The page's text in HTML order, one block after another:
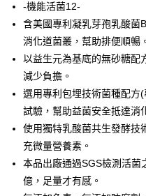
3.實際核准額度、可分期數及費用
4.訂單成立30分鐘內，如未前往
消。如遇「轉專審核」未通過狀
無法說明評估內容。
【繳款方式說明】
醒簡訊。
2.透過簡訊連結打開帳單後，可選
帳／街口支付／iPASS MONEY」
【注意事項】
1.本服務係由「台灣大哥大股份有
用戶於交易時，得透過本服務購買
款買賣價金債權讓與本公司後，
2.基於同意付款使用「大哥付你分
資料（包含姓名、電話或地址）提
便利好安心！
１．簡單：不需註冊會員、不需綁
３．安心：先確認商品／服務後，
【「AFTEE先享後付」結帳流程】
１．於結帳方式選擇「AFTEE先
付」結帳頁面，進行簡訊認證並確
２．訂單成立數日內，您將收到繳
３．收到繳費通知簡訊後14天內
／ATM／網路銀行／等多元方式
※ 請注意：結帳手續完成當下不需
絡購買商品的店家。未經商家同
※ 交易是否成功請以「AFTEE先
運送方式
全家取貨付款
每筆NT$65，滿NT$1,300(含以
7-11取貨付款
每筆NT$65，滿NT$1,300(含
宅配
-機能活菌12-
含美國專利凝乳芽孢乳酸菌
消化道菌叢，幫助排便順暢。
以益生元為基底的無砂糖配
減少負擔。
選用專利包埋技術菌種配方
試驗，幫助益菌安全抵達消
使用獨特乳酸菌共生發酵技
充微量營養素。
本品出廠通過SGS檢測活
億，足量才有感。